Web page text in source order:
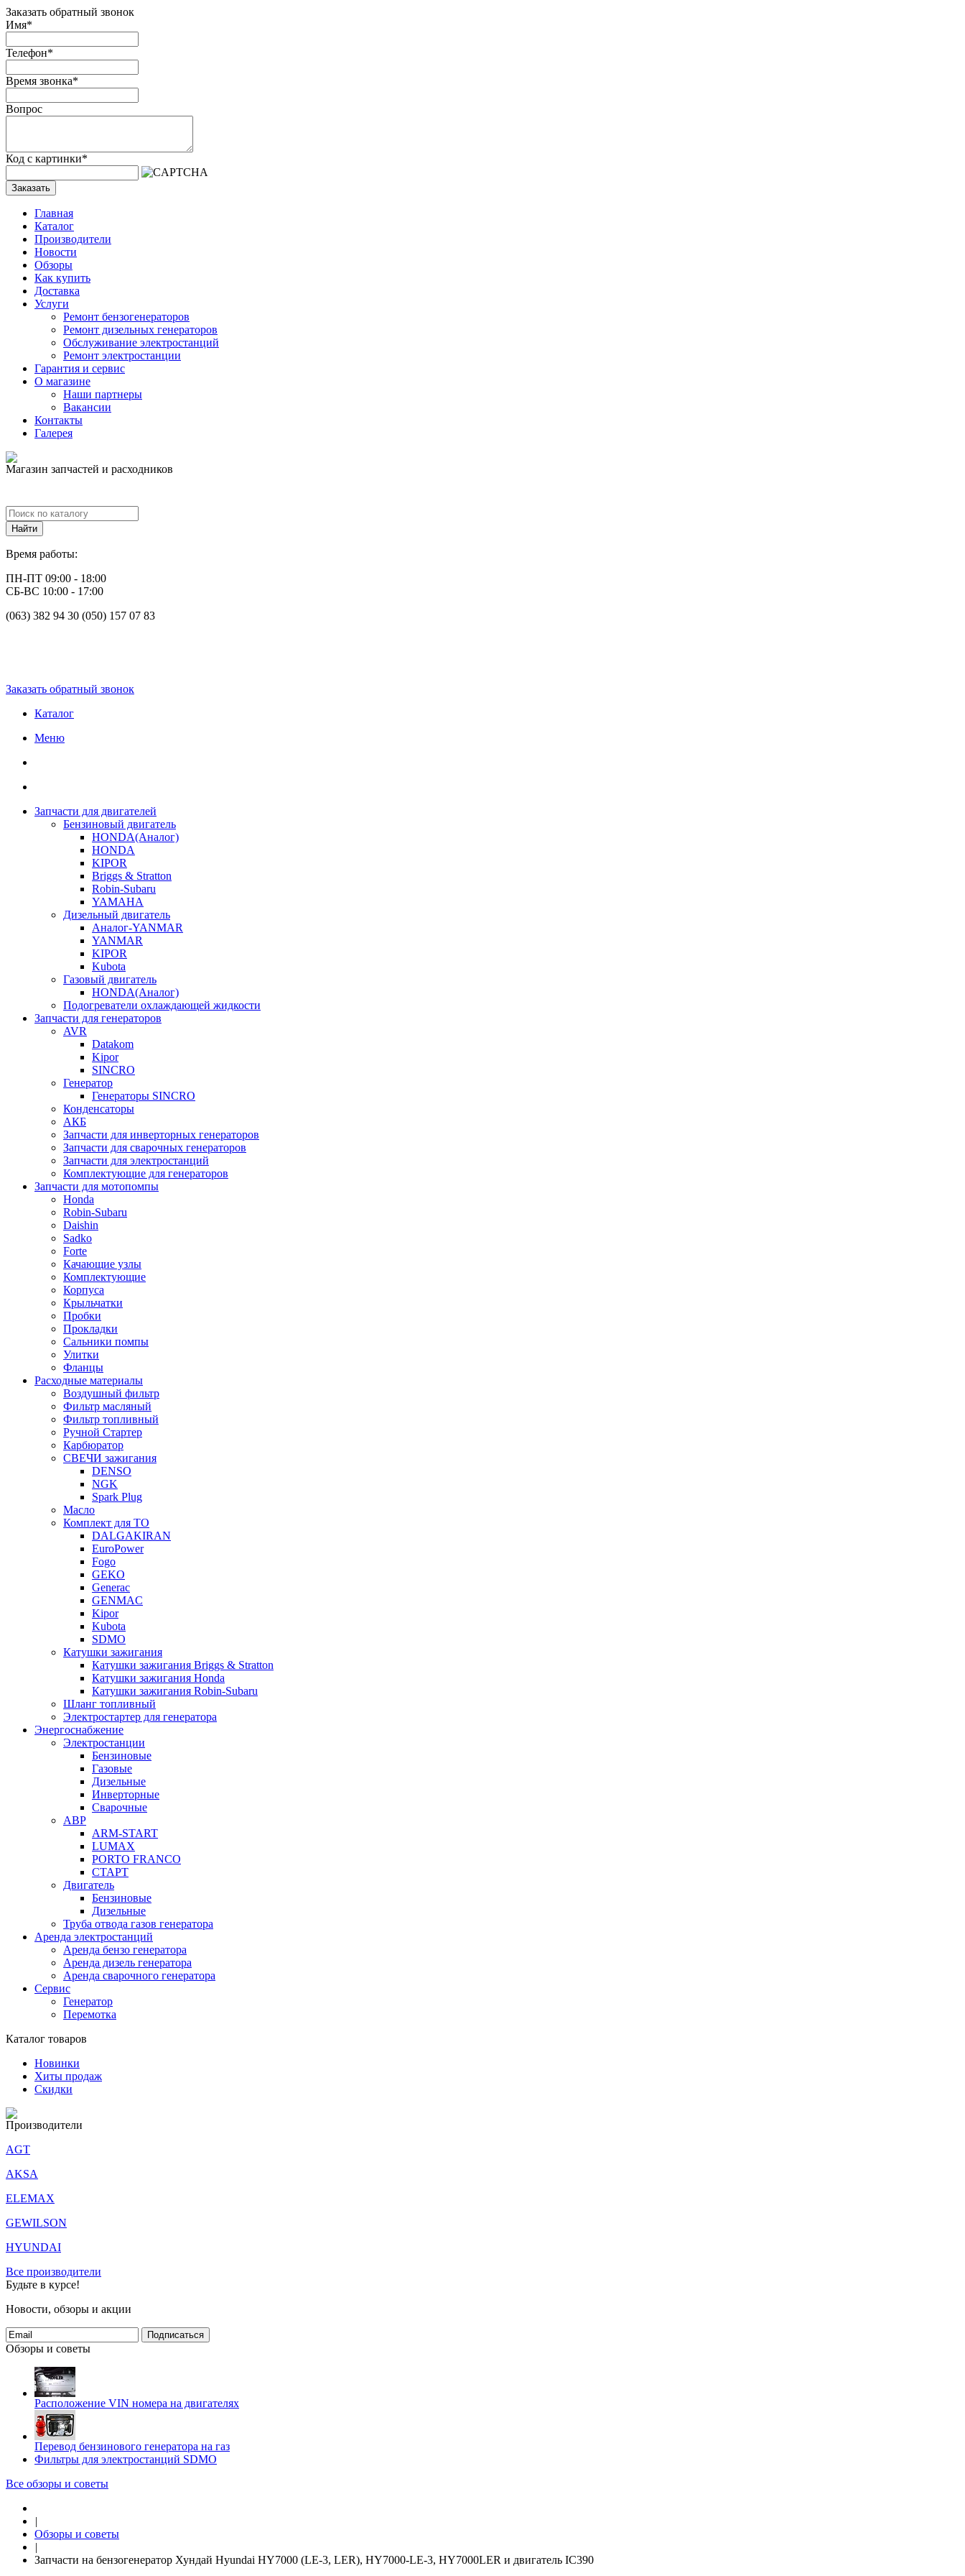
Заказать обратный звонок
Имя*
Телефон*
Время звонка*
Вопрос
Код с картинки*
Заказать
Главная
Каталог
Производители
Новости
Обзоры
Как купить
Доставка
Услуги
Ремонт бензогенераторов
Ремонт дизельных генераторов
Обслуживание электростанций
Ремонт электростанции
Гарантия и сервис
О магазине
Наши партнеры
Вакансии
Контакты
Галерея
Магазин запчастей и расходников
Время работы:
ПН-ПТ 09:00 - 18:00
СБ-ВС 10:00 - 17:00
(063) 382 94 30 (050) 157 07 83
Заказать обратный звонок
Каталог
Меню
Запчасти для двигателей
Бензиновый двигатель
HONDA(Aналог)
HONDA
KIPOR
Briggs & Stratton
Robin-Subaru
YAMAHA
Дизельный двигатель
Аналог-YANMAR
YANMAR
KIPOR
Kubota
Газовый двигатель
HONDA(Aналог)
Подогреватели охлаждающей жидкости
Запчасти для генераторов
AVR
Datakom
Kipor
SINCRO
Генератор
Генераторы SINCRO
Конденсаторы
АКБ
Запчасти для инверторных генераторов
Запчасти для сварочных генераторов
Запчасти для электростанций
Комплектующие для генераторов
Запчасти для мотопомпы
Honda
Robin-Subaru
Daishin
Sadko
Forte
Качающие узлы
Комплектующие
Корпуса
Крыльчатки
Пробки
Прокладки
Сальники помпы
Улитки
Фланцы
Расходные материалы
Воздушный фильтр
Фильтр масляный
Фильтр топливный
Ручной Стартер
Карбюратор
СВЕЧИ зажигания
DENSO
NGK
Spark Plug
Масло
Комплект для ТО
DALGAKIRAN
EuroPower
Fogo
GEKO
Generac
GENMAC
Kipor
Kubota
SDMO
Катушки зажигания
Катушки зажигания Briggs & Stratton
Катушки зажигания Honda
Катушки зажигания Robin-Subaru
Шланг топливный
Электростартер для генератора
Энергоснабжение
Электростанции
Бензиновые
Газовые
Дизельные
Инверторные
Сварочные
АВР
ARM-START
LUMAX
PORTO FRANCO
СТАРТ
Двигатель
Бензиновые
Дизельные
Труба отвода газов генератора
Аренда электростанций
Аренда бензо генератора
Аренда дизель генератора
Аренда сварочного генератора
Сервис
Генератор
Перемотка
Каталог товаров
Новинки
Хиты продаж
Скидки
Производители
AGT
AKSA
ELEMAX
GEWILSON
HYUNDAI
Все производители
Будьте в курсе!
Новости, обзоры и акции
Подписаться
Обзоры и советы
Расположение VIN номера на двигателях
Перевод бензинового генератора на газ
Фильтры для электростанций SDMO
Все обзоры и советы
|
Обзоры и советы
|
Запчасти на бензогенератор Хундай Hyundai HY7000 (LE-3, LER), HY7000-LE-3, HY7000LER и двигатель IC390